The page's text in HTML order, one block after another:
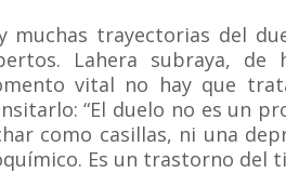
muchas trayectorias del
Lahera subraya,
vital no hay que
“El duelo no es un
como casillas, ni una
Es un trastorno del